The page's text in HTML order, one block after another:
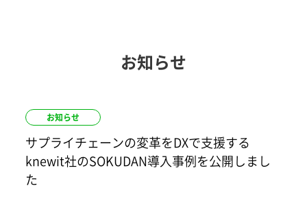
お知らせ
お知らせ
サプライチェーンの変革をDXで支援する
knewit社のSOKUDAN導入事例を公開しまし
た